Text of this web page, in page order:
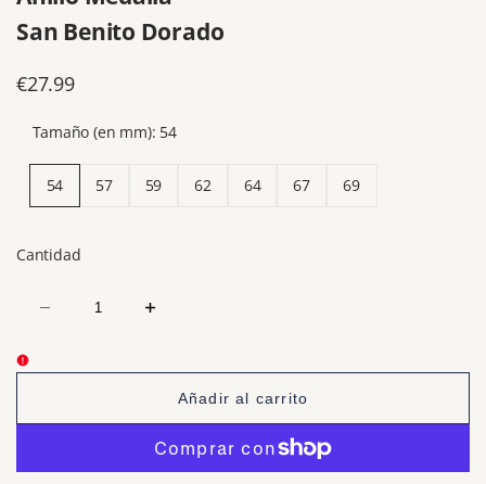
San Benito Dorado
Precio
venta
€27.99
Tamaño (en mm): 54
54 57 59 62 64 67 69
Cantidad
Aumentar
BenitoAñadir al carrito